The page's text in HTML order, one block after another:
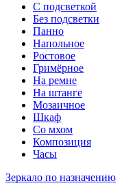
С подсветкой
Без подсветки
Панно
Напольное
Ростовое
Гримёрное
На ремне
На штанге
Мозаичное
Шкаф
Со мхом
Композиция
Часы
Зеркало по назначению